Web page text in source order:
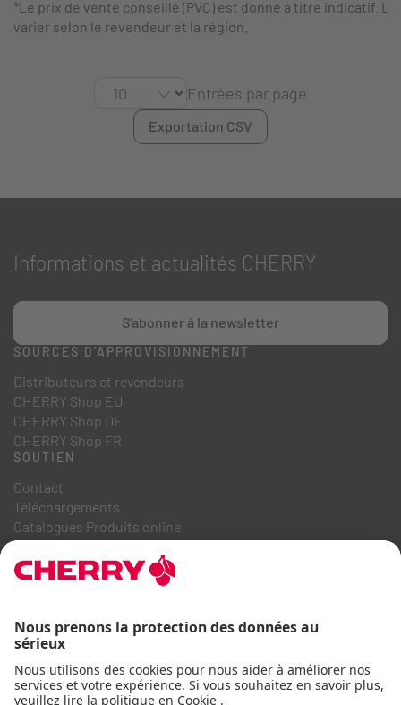
*Le prix de vente conseillé (PVC) est donné à titre indicatif.
varier selon le revendeur et la région.
Entrées par page
Exportation CSV
Informations et actualités CHERRY
S'abonner à la newsletter
SOURCES D'APPROVISIONNEMENT
Distributeurs et revendeurs
CHERRY Shop EU
CHERRY Shop DE
CHERRY Shop FR
SOUTIEN
Contact
Téléchargements
Catalogues Produits online
FAQ
A PROPOS DE NOUS
Système de dénonciation
Code de conduite commerciale